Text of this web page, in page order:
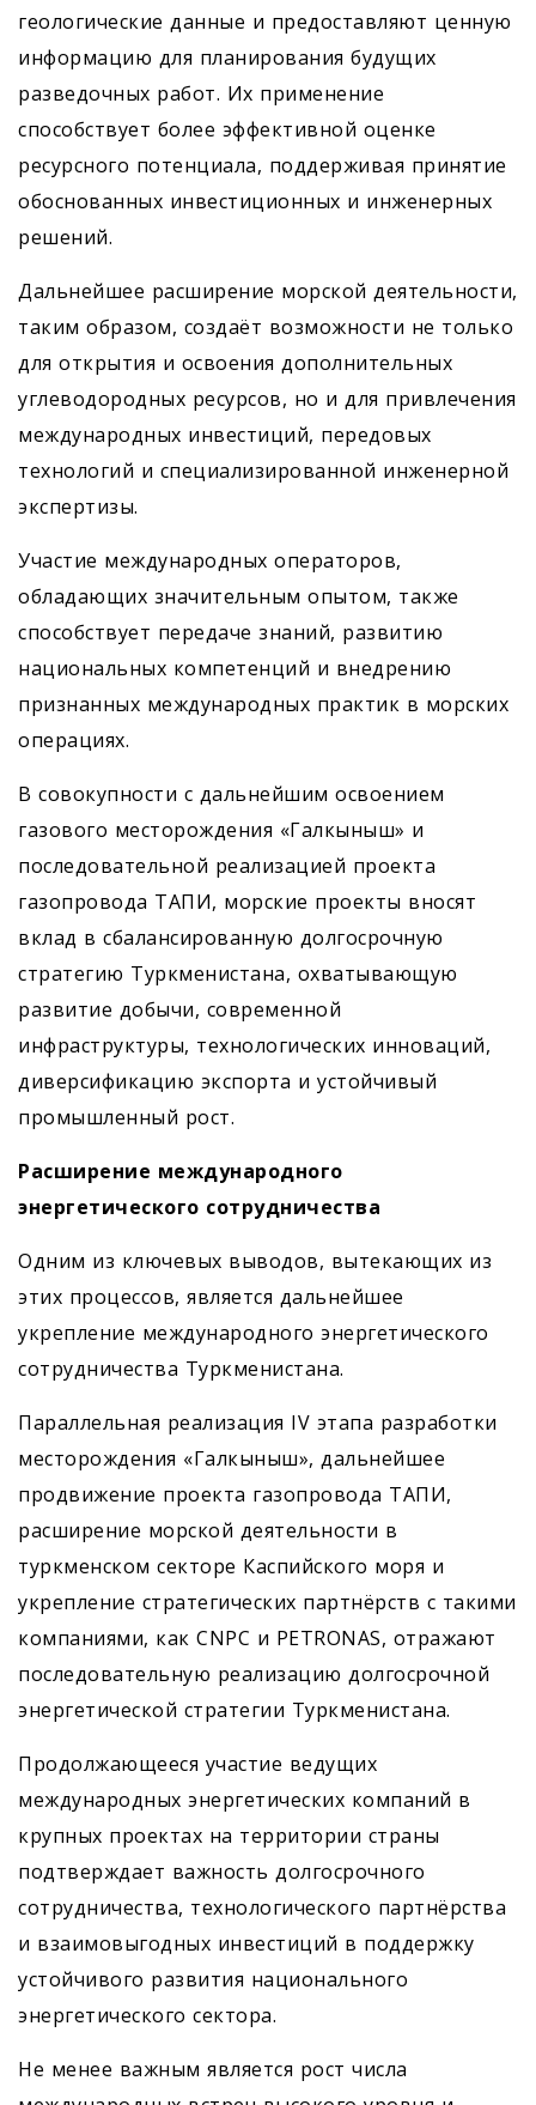
геологические данные и предоставляют ценную
информацию для планирования будущих
разведочных работ. Их применение
способствует более эффективной оценке
ресурсного потенциала, поддерживая принятие
обоснованных инвестиционных и инженерных
решений.
Дальнейшее расширение морской деятельности,
таким образом, создаёт возможности не только
для открытия и освоения дополнительных
углеводородных ресурсов, но и для привлечения
международных инвестиций, передовых
технологий и специализированной инженерной
экспертизы.
Участие международных операторов,
обладающих значительным опытом, также
способствует передаче знаний, развитию
национальных компетенций и внедрению
признанных международных практик в морских
операциях.
В совокупности с дальнейшим освоением
газового месторождения «Галкыныш» и
последовательной реализацией проекта
газопровода ТАПИ, морские проекты вносят
вклад в сбалансированную долгосрочную
стратегию Туркменистана, охватывающую
развитие добычи, современной
инфраструктуры, технологических инноваций,
диверсификацию экспорта и устойчивый
промышленный рост.
Расширение международного
энергетического сотрудничества
Одним из ключевых выводов, вытекающих из
этих процессов, является дальнейшее
укрепление международного энергетического
сотрудничества Туркменистана.
Параллельная реализация IV этапа разработки
месторождения «Галкыныш», дальнейшее
продвижение проекта газопровода ТАПИ,
расширение морской деятельности в
туркменском секторе Каспийского моря и
укрепление стратегических партнёрств с такими
компаниями, как CNPC и PETRONAS, отражают
последовательную реализацию долгосрочной
энергетической стратегии Туркменистана.
Продолжающееся участие ведущих
международных энергетических компаний в
крупных проектах на территории страны
подтверждает важность долгосрочного
сотрудничества, технологического партнёрства
и взаимовыгодных инвестиций в поддержку
устойчивого развития национального
энергетического сектора.
Не менее важным является рост числа